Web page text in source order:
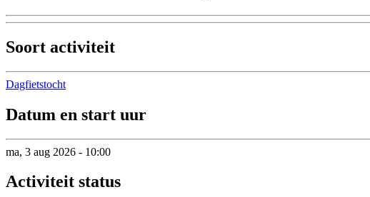
Soort activiteit
Dagfietstocht
Datum en start uur
ma, 3 aug 2026 - 10:00
Activiteit status